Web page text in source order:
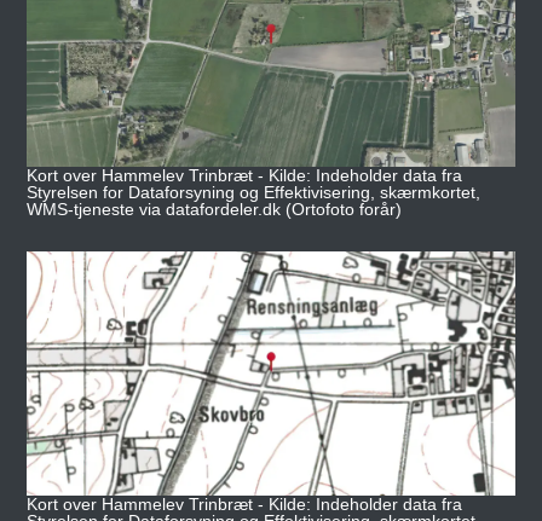
Kort over Hammelev Trinbræt - Kilde: Indeholder data fra
Styrelsen for Dataforsyning og Effektivisering, skærmkortet,
WMS-tjeneste via datafordeler.dk (Ortofoto forår)
Kort over Hammelev Trinbræt - Kilde: Indeholder data fra